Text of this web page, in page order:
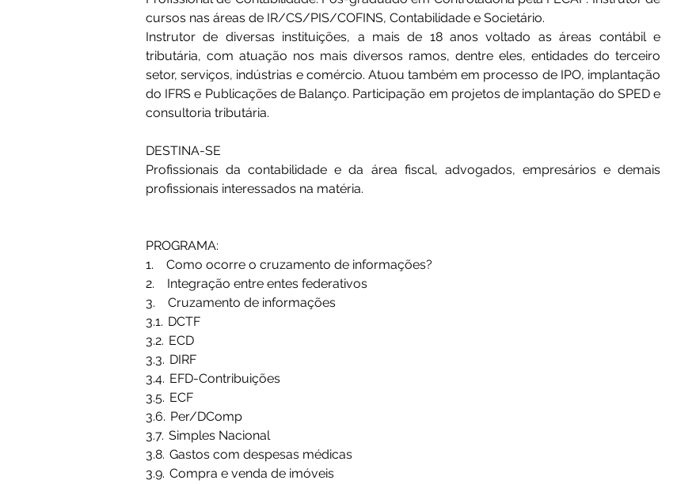
cursos nas áreas de IR/CS/PIS/COFINS, Contabilidade e Societário.
Instrutor de diversas instituições, a mais de 18 anos voltado as áreas contábil e
tributária, com atuação nos mais diversos ramos, dentre eles, entidades do terceiro
setor, serviços, indústrias e comércio. Atuou também em processo de IPO, implantação
do IFRS e Publicações de Balanço. Participação em projetos de implantação do SPED e
consultoria tributária.
DESTINA-SE
Profissionais da contabilidade e da área fiscal, advogados, empresários e demais
profissionais interessados na matéria.
PROGRAMA:
1.       Como ocorre o cruzamento de informações?
2.       Integração entre entes federativos
3.       Cruzamento de informações
3.1.  DCTF
3.2.  ECD
3.3.  DIRF
3.4.  EFD-Contribuições
3.5.  ECF
3.6.  Per/DComp
3.7.  Simples Nacional
3.8.  Gastos com despesas médicas
3.9.  Compra e venda de imóveis